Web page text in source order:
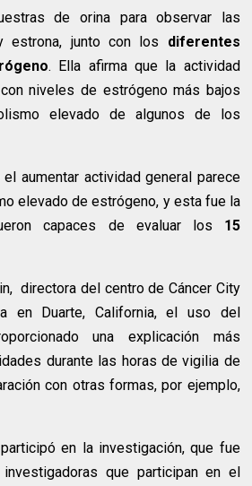
de orina para observar las
estrona, junto con los diferentes
. Ella afirma que la actividad
niveles de estrógeno más bajos
elevado de algunos de los
aumentar actividad general parece
elevado de estrógeno, y esta fue la
capaces de evaluar los 15
directora del centro de Cáncer City
en Duarte, California, el uso del
una explicación más
durante las horas de vigilia de
con otras formas, por ejemplo,
en la investigación, que fue
que participan en el